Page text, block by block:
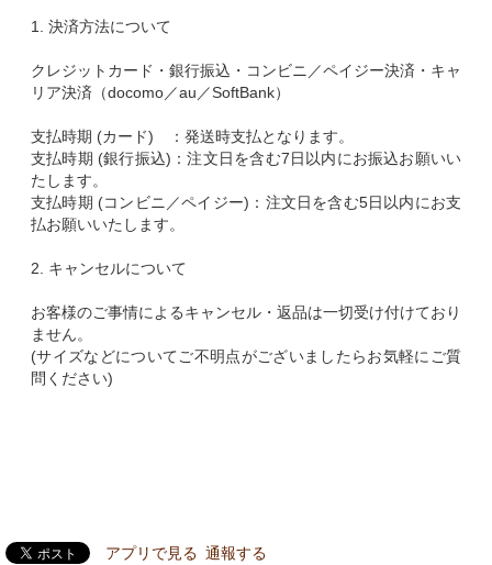
1. 決済方法について
クレジットカード・銀行振込・コンビニ／ペイジー決済・キャ
リア決済（docomo／au／SoftBank）
支払時期 (カード) ：発送時支払となります。
支払時期 (銀行振込)：注文日を含む7日以内にお振込お願いい
たします。
支払時期 (コンビニ／ペイジー)：注文日を含む5日以内にお支
払お願いいたします。
2. キャンセルについて
お客様のご事情によるキャンセル・返品は一切受け付けており
ません。
(サイズなどについてご不明点がございましたらお気軽にご質
問ください)
アプリで見る 通報する